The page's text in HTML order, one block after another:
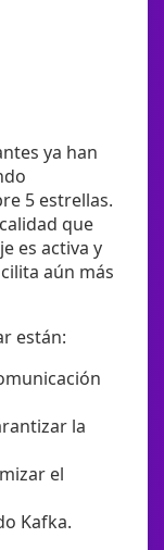
ya han
5 estrellas.
que
es activa y
aún más
están:
la
el
Kafka.